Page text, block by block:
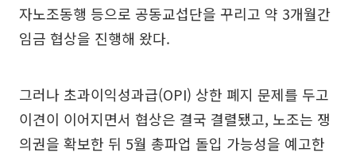
자노조동행 등으로 공동교섭단을 꾸리고 약 3개월간
임금 협상을 진행해 왔다.
그러나 초과이익성과급(OPI) 상한 폐지 문제를 두고
이견이 이어지면서 협상은 결국 결렬됐고, 노조는 쟁
의권을 확보한 뒤 5월 총파업 돌입 가능성을 예고한